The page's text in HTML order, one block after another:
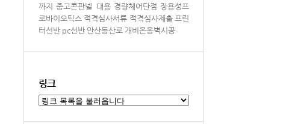
까지
중고콘판넬 대용 경량체어단점 장용성프
로바이오틱스 적격심사서류 적격심사제출 프린
터선반 pc선반 안산등산로 개비온옹벽시공
링크